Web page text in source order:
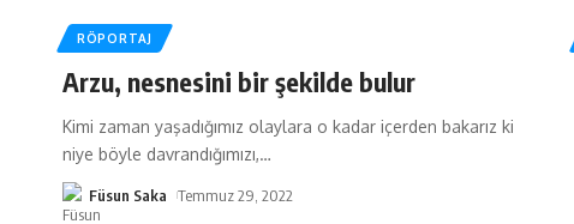
RÖPORTAJ
Arzu, nesnesini bir şekilde bulur
Kimi zaman yaşadığımız olaylara o kadar içerden bakarız ki
niye böyle davrandığımızı,…
Füsun Saka Temmuz 29, 2022